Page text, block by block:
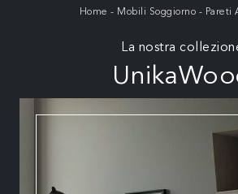
Home - Mobili Soggiorno - Pareti
La nostra